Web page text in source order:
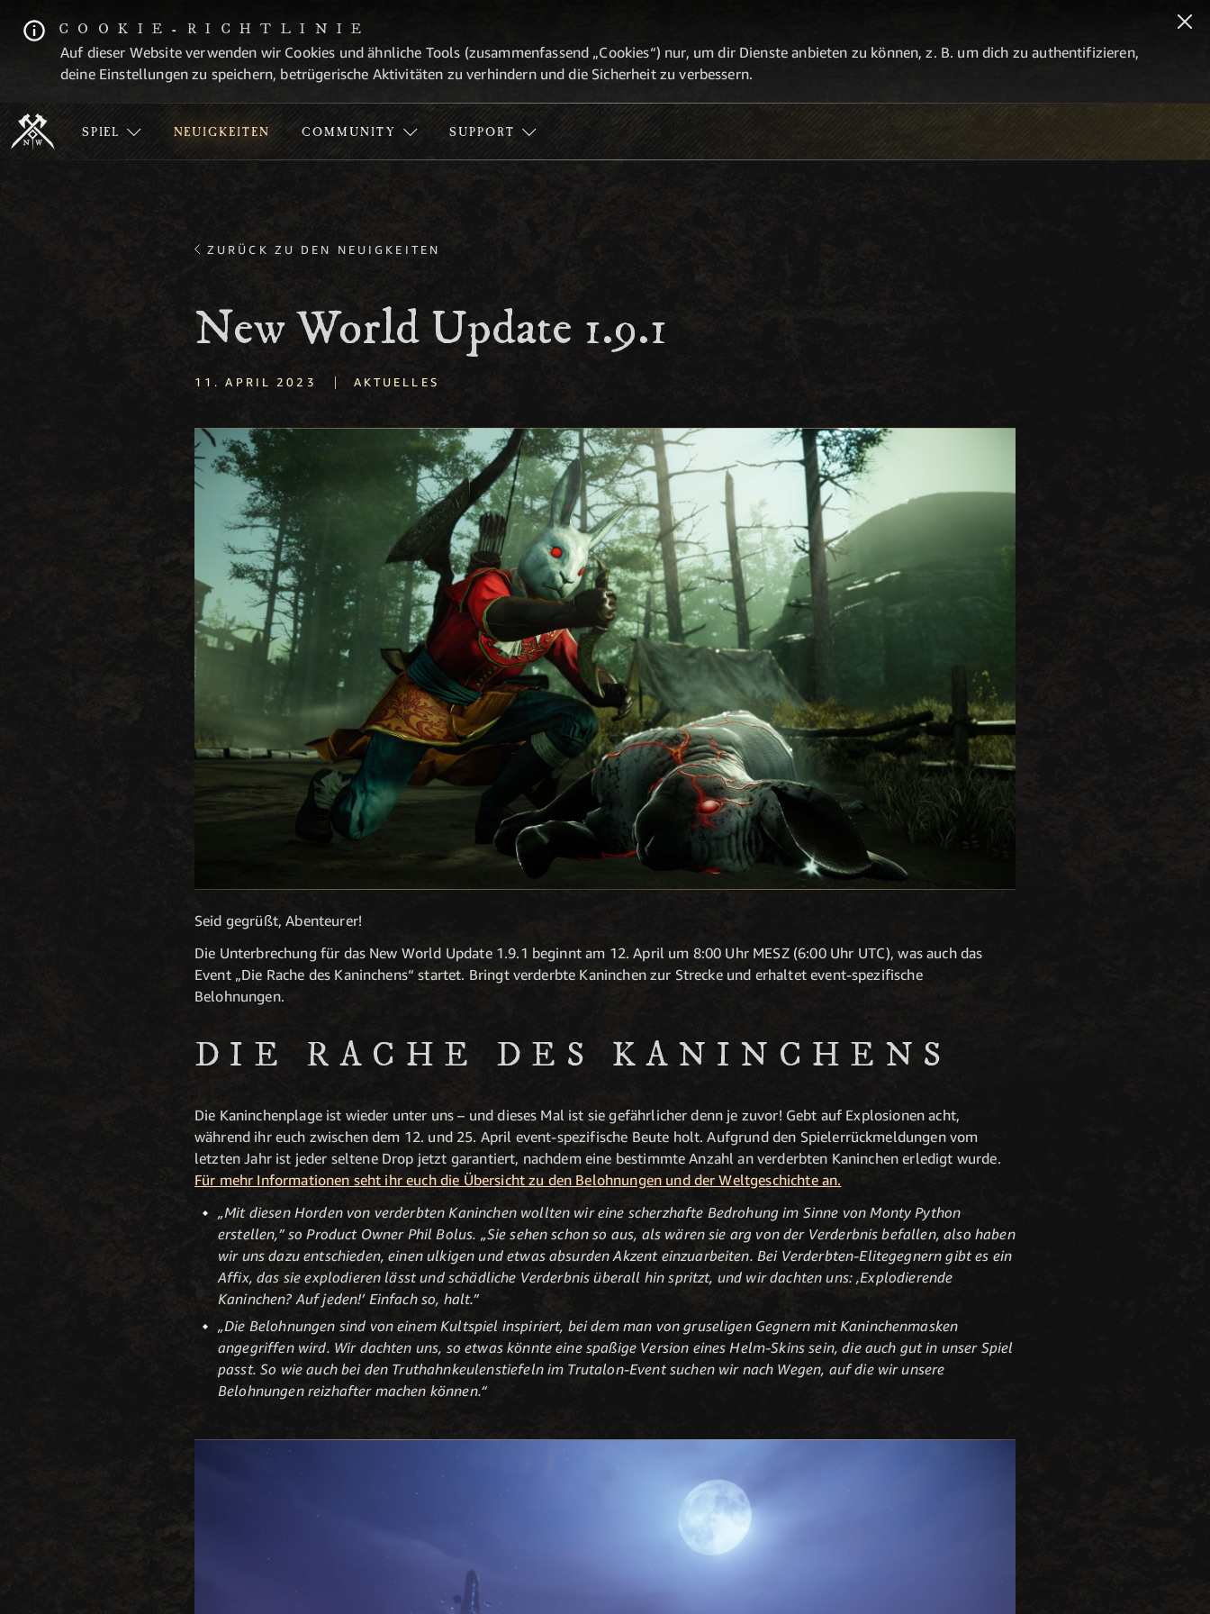
COOKIE-RICHTLINIE
Auf dieser Website verwenden wir Cookies und ähnliche Tools (zusammenfassend „Cookies“) nur, um dir Dienste anbieten zu können, z. B. um dich zu authentifizieren,
deine Einstellungen zu speichern, betrügerische Aktivitäten zu verhindern und die Sicherheit zu verbessern.
SPIEL NEUIGKEITEN COMMUNITY SUPPORT
ZURÜCK ZU DEN NEUIGKEITEN
New World Update 1.9.1
11. APRIL 2023 | AKTUELLES
Seid gegrüßt, Abenteurer!
Die Unterbrechung für das New World Update 1.9.1 beginnt am 12. April um 8:00 Uhr MESZ (6:00 Uhr UTC), was auch das
Event „Die Rache des Kaninchens“ startet. Bringt verderbte Kaninchen zur Strecke und erhaltet event-spezifische
Belohnungen.
DIE RACHE DES KANINCHENS
Die Kaninchenplage ist wieder unter uns – und dieses Mal ist sie gefährlicher denn je zuvor! Gebt auf Explosionen acht,
während ihr euch zwischen dem 12. und 25. April event-spezifische Beute holt. Aufgrund den Spielerrückmeldungen vom
letzten Jahr ist jeder seltene Drop jetzt garantiert, nachdem eine bestimmte Anzahl an verderbten Kaninchen erledigt wurde.
Für mehr Informationen seht ihr euch die Übersicht zu den Belohnungen und der Weltgeschichte an.
„Mit diesen Horden von verderbten Kaninchen wollten wir eine scherzhafte Bedrohung im Sinne von Monty Python
erstellen,” so Product Owner Phil Bolus. „Sie sehen schon so aus, als wären sie arg von der Verderbnis befallen, also haben
wir uns dazu entschieden, einen ulkigen und etwas absurden Akzent einzuarbeiten. Bei Verderbten-Elitegegnern gibt es ein
Affix, das sie explodieren lässt und schädliche Verderbnis überall hin spritzt, und wir dachten uns: ‚Explodierende
Kaninchen? Auf jeden!’ Einfach so, halt.”
„Die Belohnungen sind von einem Kultspiel inspiriert, bei dem man von gruseligen Gegnern mit Kaninchenmasken
angegriffen wird. Wir dachten uns, so etwas könnte eine spaßige Version eines Helm-Skins sein, die auch gut in unser Spiel
passt. So wie auch bei den Truthahnkeulenstiefeln im Trutalon-Event suchen wir nach Wegen, auf die wir unsere
Belohnungen reizhafter machen können.“